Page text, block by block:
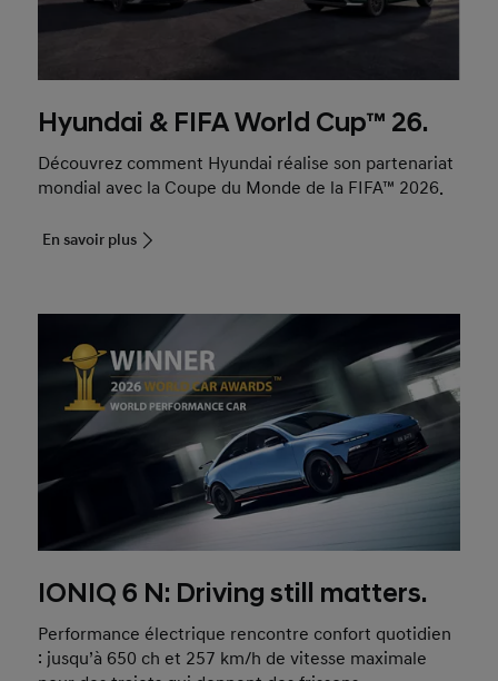
Hyundai & FIFA World Cup™ 26.
Découvrez comment Hyundai réalise son partenariat
mondial avec la Coupe du Monde de la FIFA™ 2026.
En savoir plus
IONIQ 6 N: Driving still matters.
Performance électrique rencontre confort quotidien
: jusqu’à 650 ch et 257 km/h de vitesse maximale